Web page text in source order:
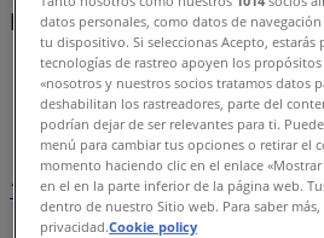
Ευρετήριο καταστημάτων
Tiendeo»
Ευρετήριο καταστημάτων
1 345
11
datos personales, como datos de
tu dispositivo. Si seleccionas Acepto,
tecnologías de rastreo apoyen los
«nosotros y nuestros socios tratamos datos
deshabilitan los rastreadores, parte del
podrían dejar de ser relevantes para ti.
menú para cambiar tus opciones o retirar el
momento haciendo clic en el enlace
en el en la parte inferior de la página web.
dentro de nuestro Sitio web. Para saber
privacidad.Cookie policy